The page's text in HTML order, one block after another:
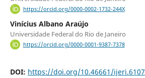
https://orcid.org/0000-0002-1732-244X
Vinícius Albano Araújo
Universidade Federal do Rio de Janeiro
https://orcid.org/0000-0001-9387-7378
DOI: https://doi.org/10.46661/ijeri.6107